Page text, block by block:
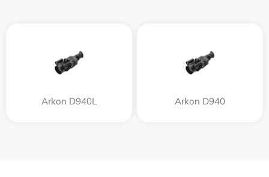
Arkon D940L Arkon D940